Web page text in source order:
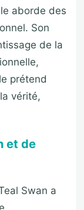
aborde des
Son
de la
prétend
vérité,
et de
Swan a